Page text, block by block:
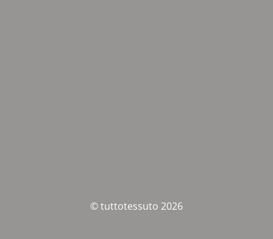
© tuttotessuto 2026